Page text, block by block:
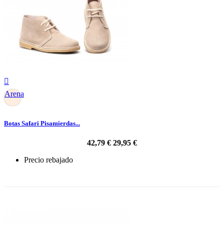

Arena
Botas Safari Pisamierdas...
42,79 € 29,95 €
Precio rebajado